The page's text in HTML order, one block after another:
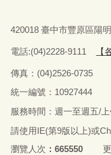
420018 臺中市豐原區陽
電話:(04)2228-9111 【
傳真：(04)2526-0735
統一編號：10927444
服務時間：週一至週五/
請使用IE(第9版以上)或
瀏覽人次
665550